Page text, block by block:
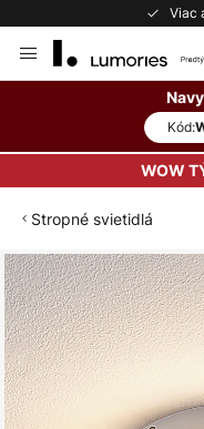
Viac
to
Kód:
WOW
Stropné svietidlá
Preskočiť
na
koniec
galérie
obrázkov